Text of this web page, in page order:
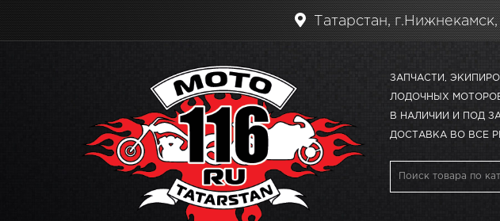
Татарстан, г.Нижнекамск,
ЗАПЧАСТИ,
ЛОДОЧНЫХ
В НАЛИЧИИ И ПОД
ДОСТАВКА ВО ВСЕ